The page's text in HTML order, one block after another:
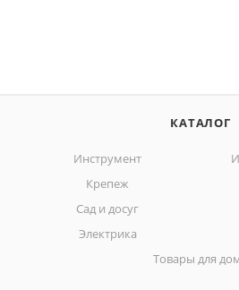
КАТАЛОГ
Инструмент
Крепеж
Сад и досуг
Электрика
Товары для